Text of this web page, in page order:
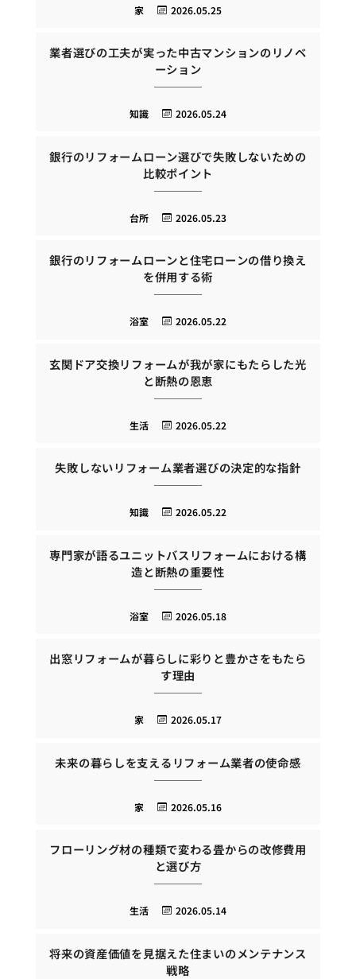
2026.05.25
家
業者選びの工夫が実った中古マンションのリノベ
ーション
2026.05.24
知識
銀行のリフォームローン選びで失敗しないための
比較ポイント
2026.05.23
台所
銀行のリフォームローンと住宅ローンの借り換え
を併用する術
2026.05.22
浴室
玄関ドア交換リフォームが我が家にもたらした光
と断熱の恩恵
2026.05.22
生活
失敗しないリフォーム業者選びの決定的な指針
2026.05.22
知識
専門家が語るユニットバスリフォームにおける構
造と断熱の重要性
2026.05.18
浴室
出窓リフォームが暮らしに彩りと豊かさをもたら
す理由
2026.05.17
家
未来の暮らしを支えるリフォーム業者の使命感
2026.05.16
家
フローリング材の種類で変わる畳からの改修費用
と選び方
2026.05.14
生活
将来の資産価値を見据えた住まいのメンテナンス
戦略